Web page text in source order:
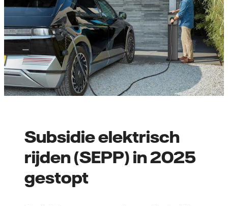
Subsidie elektrisch
rijden (SEPP) in 2025
gestopt